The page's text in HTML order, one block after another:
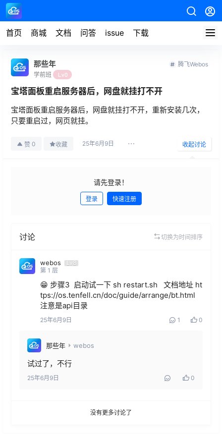
首页 商城 文档 问答 issue 下载
那些年
学前班 Lv0
腾飞Webos
宝塔面板重启服务器后，网盘就挂打不开
宝塔面板重启服务器后，网盘就挂打不开，重新安装几次，
只要重启过，网页就挂。
赞 0 收藏 25年6月9日 收起讨论
请先登录！
登录 快速注册
讨论 切换为时间排序
webos
Lv8
第 1 层
😁 步骤3  启动试一下 sh restart.sh   文档地址 ht
tps://os.tenfell.cn/doc/guide/arrange/bt.html
注意是api目录
25年6月9日 1 0
那些年 webos
试过了，不行
25年6月9日 0
没有更多讨论了